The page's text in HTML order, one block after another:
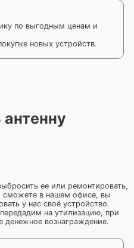
по выгодным ценам и
новых устройств.
ее или ремонтировать,
сможете в нашем офисе, вы
у нас своё устройство.
на утилизацию, при
денежное вознаграждение.